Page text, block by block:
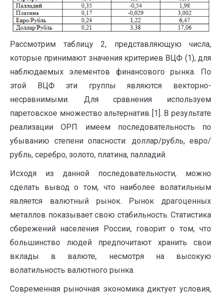
Рассмотрим таблицу 2, представляющую числа,
которые принимают значения критериев ВЦФ (1), для
наблюдаемых элементов финансового рынка. По
этой ВЦФ эти группы являются векторно-
несравнимыми. Для сравнения используем
паретовское множество альтернатив [1]. В результате
реализации ОРП имеем последовательность по
убыванию степени опасности: доллар/рубль, евро/
рубль, серебро, золото, платина, палладий.
Исходя из данной последовательности, можно
сделать вывод о том, что наиболее волатильным
является валютный рынок. Рынок драгоценных
металлов показывает свою стабильность. Статистика
сбережений населения России, говорит о том, что
большинство людей предпочитают хранить свои
вклады в валюте, несмотря на высокую
волатильность валютного рынка.
Современная рыночная экономика диктует условия,